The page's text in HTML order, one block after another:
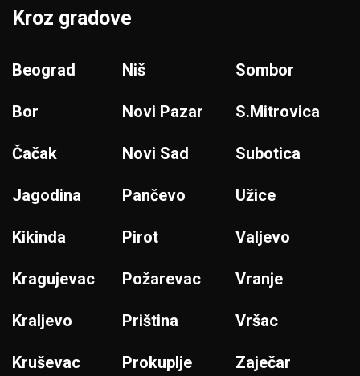
Kroz gradove
Beograd
Bor
Čačak
Jagodina
Kikinda
Kragujevac
Kraljevo
Kruševac
Niš
Novi Pazar
Novi Sad
Pančevo
Pirot
Požarevac
Priština
Prokuplje
Sombor
S.Mitrovica
Subotica
Užice
Valjevo
Vranje
Vršac
Zaječar